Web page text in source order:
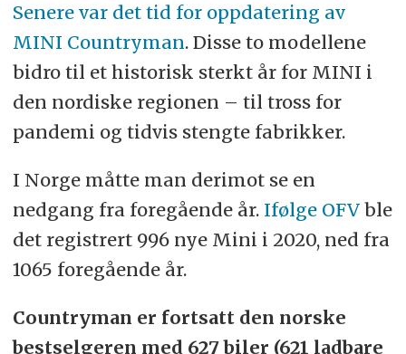
Senere var det tid for oppdatering av
MINI Countryman. Disse to modellene
bidro til et historisk sterkt år for MINI i
den nordiske regionen – til tross for
pandemi og tidvis stengte fabrikker.
I Norge måtte man derimot se en
nedgang fra foregående år. Ifølge OFVble
det registrert 996 nye Mini i 2020, ned fra
1065 foregående år.
Countryman er fortsatt den norske
bestselgeren med 627 biler (621 ladbare